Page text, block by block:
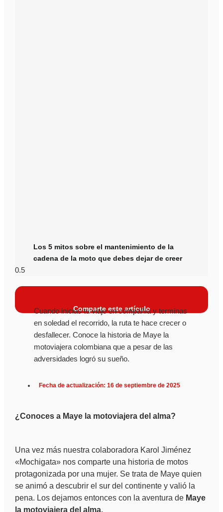
Los 5 mitos sobre el mantenimiento de la
cadena de la moto que debes dejar de creer
Comparte este artículo
Cuando inicias tu viaje en compañía y terminas
en soledad el recorrido, la ruta te hace crecer o
desfallecer. Conoce la historia de Maye la
motoviajera colombiana que a pesar de las
adversidades logró su sueño.
Fecha de actualización: 16 de septiembre de 2025
¿Conoces a Maye la motoviajera del alma?
Una vez más nuestra colaboradora Karol Jiménez
«Mochigata» nos comparte una historia de motos
protagonizada por una mujer. Se trata de Maye quien
se animó a descubrir el sur del continente y valió la
pena. Los dejamos entonces con la aventura de Maye
la motoviajera del alma.